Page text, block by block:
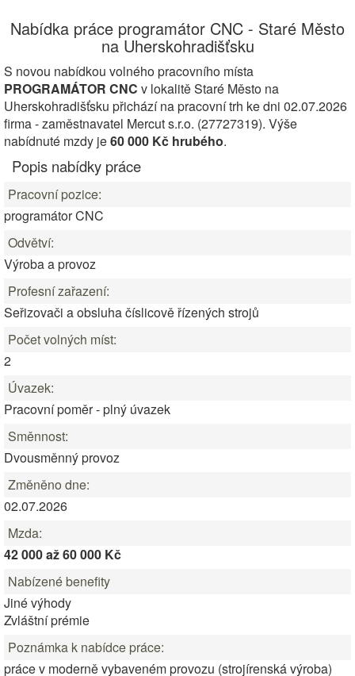
Nabídka práce programátor CNC - Staré Město
na Uherskohradišťsku
S novou nabídkou volného pracovního místa
PROGRAMÁTOR CNC v lokalitě Staré Město na
Uherskohradišťsku přichází na pracovní trh ke dni 02.07.2026
firma - zaměstnavatel Mercut s.r.o. (27727319). Výše
nabídnuté mzdy je60 000 Kč hrubého.
Popis nabídky práce
Pracovní pozice:
programátor CNC
Odvětví:
Výroba a provoz
Profesní zařazení:
Seřizovači a obsluha číslicově řízených strojů
Počet volných míst:
2
Úvazek:
Pracovní poměr - plný úvazek
Směnnost:
Dvousměnný provoz
Změněno dne:
02.07.2026
Mzda:
42 000 až 60 000 Kč
Nabízené benefity
Jiné výhody
Zvláštní prémie
Poznámka k nabídce práce:
práce v moderně vybaveném provozu (strojírenská výroba)